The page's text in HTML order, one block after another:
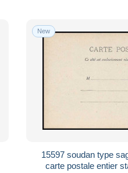
New
15597 soudan type
carte postale entier